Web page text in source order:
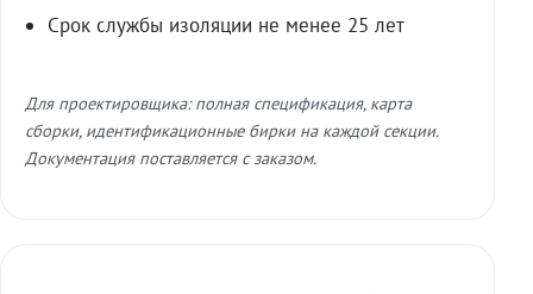
Срок службы изоляции не менее 25 лет
Для проектировщика: полная спецификация, карта
сборки, идентификационные бирки на каждой секции.
Документация поставляется с заказом.